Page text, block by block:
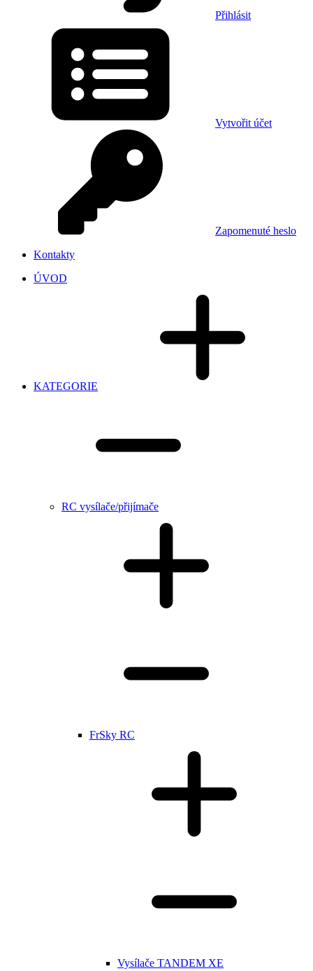
Přihlásit
Vytvořit účet
Zapomenuté heslo
Kontakty
ÚVOD
KATEGORIE
RC vysílače/přijímače
FrSky RC
Vysílače TANDEM XE